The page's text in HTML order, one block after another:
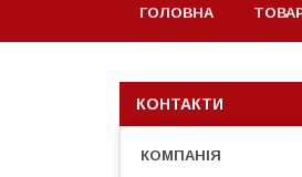
ГОЛОВНА
КОНТАКТИ